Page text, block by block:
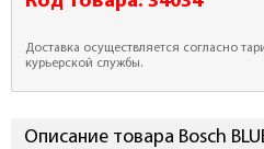
Доставка осуществляется согласно
курьерской службы.
Описание товара Bosch